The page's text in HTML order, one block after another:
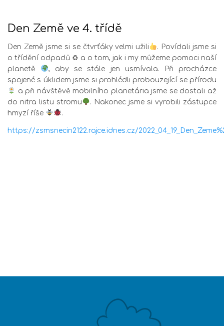
Den Země ve 4. třídě
Den Země jsme si se čtvrťáky velmi užili
. Povídali jsme si
o třídění odpadů ♻ a o tom, jak i my můžeme pomoci naší
planetě
, aby se stále jen usmívala. Při procházce
spojené s úklidem jsme si prohlédli probouzející se přírodu
a při návštěvě mobilního planetária jsme se dostali až
do nitra listu stromu
. Nakonec jsme si vyrobili zástupce
hmyzí říše
.
https://zsmsnecin2122.rajce.idnes.cz/